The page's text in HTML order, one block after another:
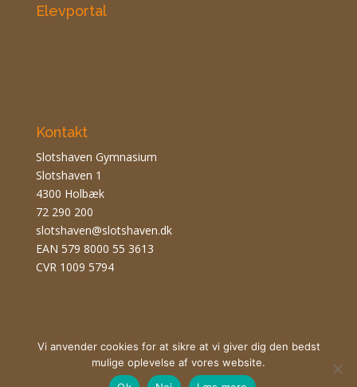
Elevportal
Kontakt
Slotshaven Gymnasium
Slotshaven 1
4300 Holbæk
72 290 200
slotshaven@slotshaven.dk
EAN 579 8000 55 3613
CVR 1009 5794
Vi anvender cookies for at sikre at vi giver dig den bedst
mulige oplevelse af vores website.